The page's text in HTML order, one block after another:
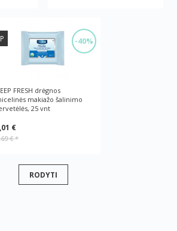
-40%
FRESH drėgnos
makiažo šalinimo
25 vnt
€
€*
RODYTI